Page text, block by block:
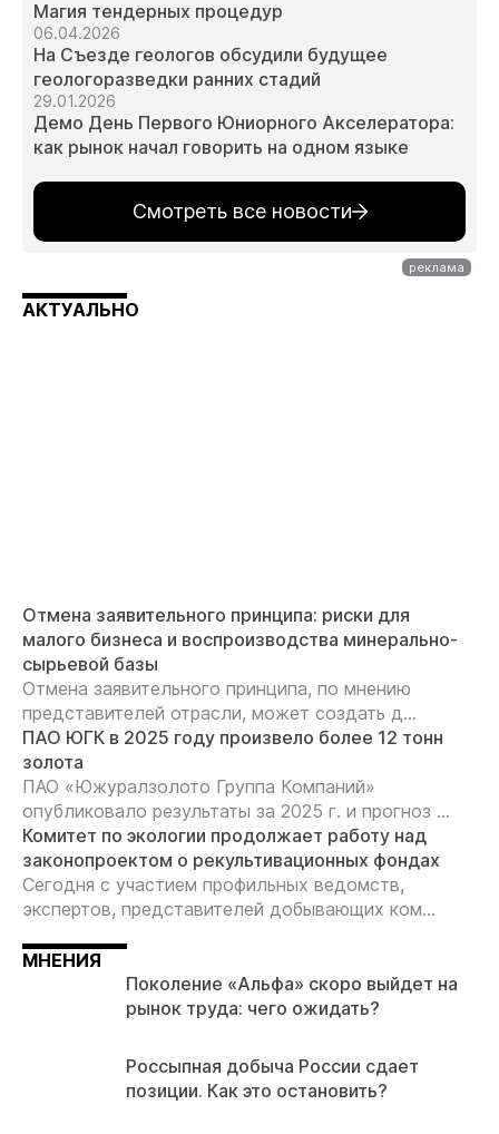
Магия тендерных процедур
06.04.2026
На Съезде геологов обсудили будущее
геологоразведки ранних стадий
29.01.2026
Демо День Первого Юниорного Акселератора:
как рынок начал говорить на одном языке
Смотреть все новости
АКТУАЛЬНО
Отмена заявительного принципа: риски для
малого бизнеса и воспроизводства минерально-
сырьевой базы
Отмена заявительного принципа, по мнению
представителей отрасли, может создать д...
ПАО ЮГК в 2025 году произвело более 12 тонн
золота
ПАО «Южуралзолото Группа Компаний»
опубликовало результаты за 2025 г. и прогноз ...
Комитет по экологии продолжает работу над
законопроектом о рекультивационных фондах
Сегодня с участием профильных ведомств,
экспертов, представителей добывающих ком...
МНЕНИЯ
Поколение «Альфа» скоро выйдет на
рынок труда: чего ожидать?
Россыпная добыча России сдает
позиции. Как это остановить?